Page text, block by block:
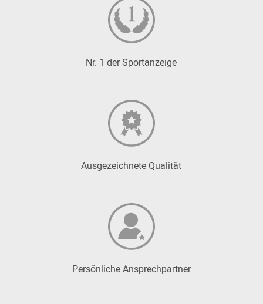
Nr. 1 der Sportanzeige
Ausgezeichnete Qualität
Persönliche Ansprechpartner